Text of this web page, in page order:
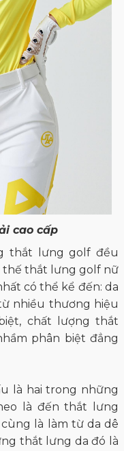
cao cấp
thắt lưng golf đều
thế thắt lưng golf nữ
có thể kể đến: da
nhiều thương hiệu
chất lượng thắt
phân biệt đẳng
là hai trong những
là đến thắt lưng
là làm từ da dê
thắt lưng da đó là